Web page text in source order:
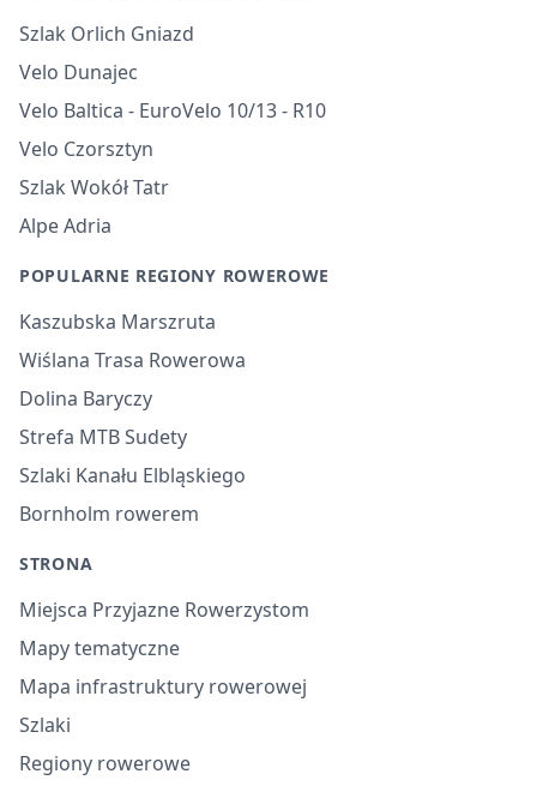
Szlak Orlich Gniazd
Velo Dunajec
Velo Baltica - EuroVelo 10/13 - R10
Velo Czorsztyn
Szlak Wokół Tatr
Alpe Adria
POPULARNE REGIONY ROWEROWE
Kaszubska Marszruta
Wiślana Trasa Rowerowa
Dolina Baryczy
Strefa MTB Sudety
Szlaki Kanału Elbląskiego
Bornholm rowerem
STRONA
Miejsca Przyjazne Rowerzystom
Mapy tematyczne
Mapa infrastruktury rowerowej
Szlaki
Regiony rowerowe